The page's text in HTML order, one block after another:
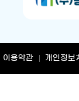
이용약관 개인정보